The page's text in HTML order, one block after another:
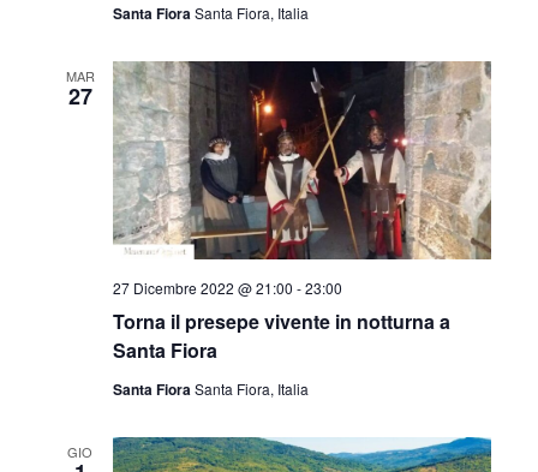
Santa FioraSanta Fiora, Italia
MAR
27
Torna il presepe vivente in notturna a
Santa Fiora
27 Dicembre 2022 @ 21:00 -23:00
Santa FioraSanta Fiora, Italia
GIO